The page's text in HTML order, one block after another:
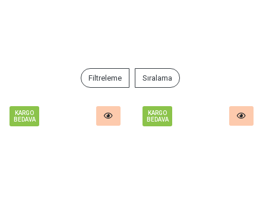
Filtreleme Sıralama
KARGO
BEDAVA
KARGO
BEDAVA